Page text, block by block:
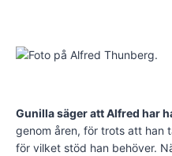
Gunilla säger att Alfred har
genom åren, för trots att han
för vilket stöd han behöver.